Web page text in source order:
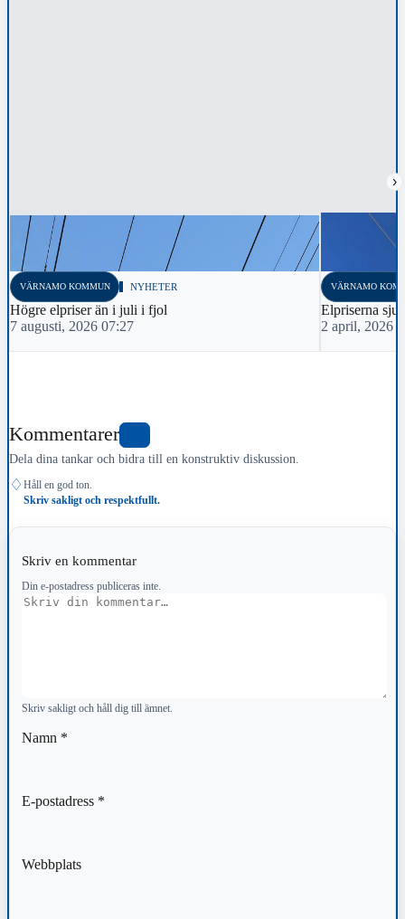
›
VÄRNAMO KOMMUN NYHETER
Högre elpriser än i juli i fjol
7 augusti, 2026 07:27
VÄRNAMO
Elpriserna
2 april, 2026
Kommentarer
Dela dina tankar och bidra till en konstruktiv diskussion.
♢ Håll en god ton.
Skriv sakligt och respektfullt.
Skriv en kommentar
Din e-postadress publiceras inte.
Kommentar
Skriv sakligt och håll dig till ämnet.
Namn *
E-postadress *
Webbplats